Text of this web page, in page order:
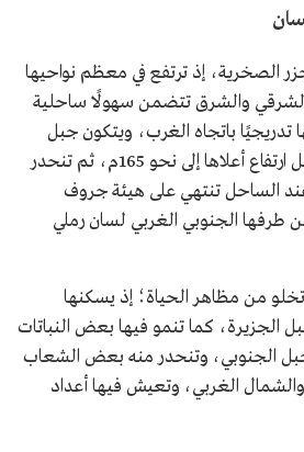
الصخرية، إذ ترتفع في معظم نواحيها
والشرق تتضمن سهولًا ساحلية
باتجاه الغرب، ويتكون جبل
حسان من عدة قمم، يصل ارتفاع أعلاها إلى نحو 165م، ثم تنحدر
الساحل تنتهي على هيئة جروف
الجنوبي الغربي لسان رملي
من مظاهر الحياة؛ إذ يسكنها
الجزيرة، كما تنمو فيها بعض النباتات
الجنوبي، وتنحدر منه بعض الشعاب
الغربي، وتعيش فيها أعداد